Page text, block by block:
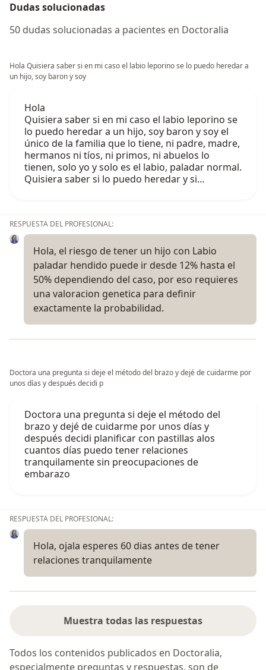
Dudas solucionadas
50 dudas solucionadas a pacientes en Doctoralia
Hola Quisiera saber si en mi caso el labio leporino se lo puedo heredar a
un hijo, soy baron y soy
Hola
Quisiera saber si en mi caso el labio leporino se
lo puedo heredar a un hijo, soy baron y soy el
único de la familia que lo tiene, ni padre, madre,
hermanos ni tíos, ni primos, ni abuelos lo
tienen, solo yo y solo es el labio, paladar normal.
Quisiera saber si lo puedo heredar y si…
RESPUESTA DEL PROFESIONAL:
Hola, el riesgo de tener un hijo con Labio
paladar hendido puede ir desde 12% hasta el
50% dependiendo del caso, por eso requieres
una valoracion genetica para definir
exactamente la probabilidad.
Doctora una pregunta si deje el método del brazo y dejé de cuidarme por
unos días y después decidi p
Doctora una pregunta si deje el método del
brazo y dejé de cuidarme por unos días y
después decidi planificar con pastillas alos
cuantos días puedo tener relaciones
tranquilamente sin preocupaciones de
embarazo
RESPUESTA DEL PROFESIONAL:
Hola, ojala esperes 60 dias antes de tener
relaciones tranquilamente
Muestra todas las respuestas
Todos los contenidos publicados en Doctoralia,
especialmente preguntas y respuestas, son de